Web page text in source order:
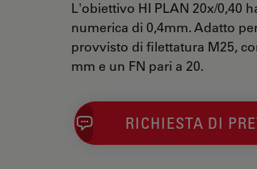
L'obiettivo HI PLAN 20x/0,40
numerica di 0,4mm. Adatto
provvisto di filettatura M25,
mm e un FN pari a 20.
RICHIESTA DI